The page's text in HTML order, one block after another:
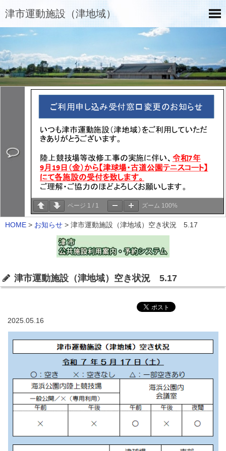
津市運動施設（津地域）
ページ 1 / 1 ズーム 100%
HOME > お知らせ > 津市運動施設（津地域）空き状況 5.17
津市運動施設（津地域）空き状況 5.17
2025.05.16